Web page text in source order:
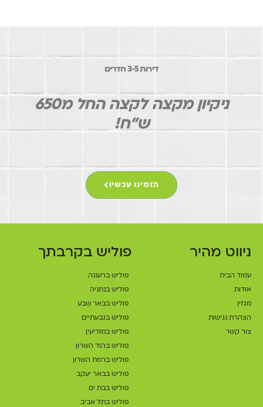
דירות 3-5 חדרים
ניקיון מקצה לקצה החל מ650
ש"ח!
הזמינו עכשיו
ניווט מהיר
עמוד הבית
אודות
מגזין
הצהרת נגישות
צור קשר
פוליש בקרבתך
פוליש ברעננה
פוליש בנתניה
פוליש בבאר שבע
פוליש בגבעתיים
פוליש במודיעין
פוליש בהוד השרון
פוליש ברמת השרון
פוליש בבאר יעקב
פוליש בבת ים
פוליש בתל אביב